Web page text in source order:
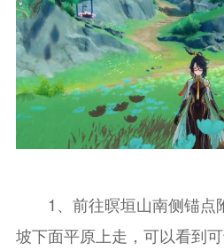
1、前往暝垣山南侧锚点
坡下面平原上走，可以看到